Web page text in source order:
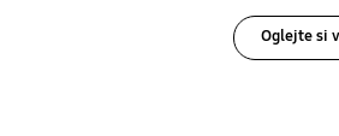
Oglejte si